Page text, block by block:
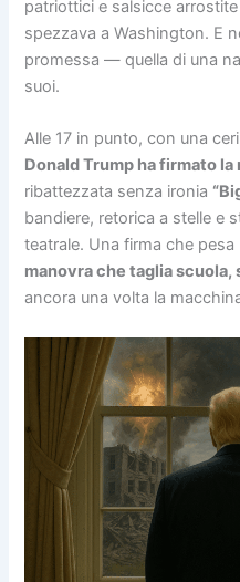
patriottici e salsicce
spezzava a Washington. E
promessa — quella di una
suoi.
Alle 17 in punto, con una
Donald Trump ha firmato
ribattezzata senza ironia
bandiere, retorica a stelle e
teatrale. Una firma che pesa
manovra che taglia scuola,
ancora una volta la